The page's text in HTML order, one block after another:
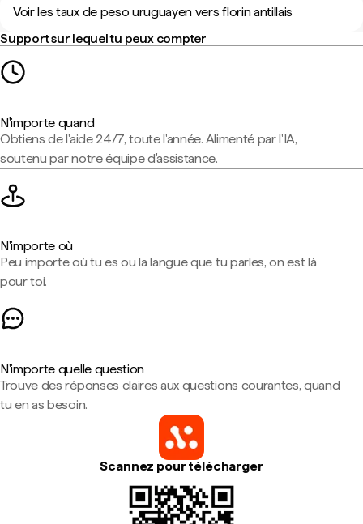
Voir les taux de peso uruguayen vers florin antillais
Support sur lequel tu peux compter
N'importe quand
Obtiens de l'aide 24/7, toute l'année. Alimenté par l'IA,
soutenu par notre équipe d'assistance.
N'importe où
Peu importe où tu es ou la langue que tu parles, on est là
pour toi.
N'importe quelle question
Trouve des réponses claires aux questions courantes, quand
tu en as besoin.
Scannez pour télécharger